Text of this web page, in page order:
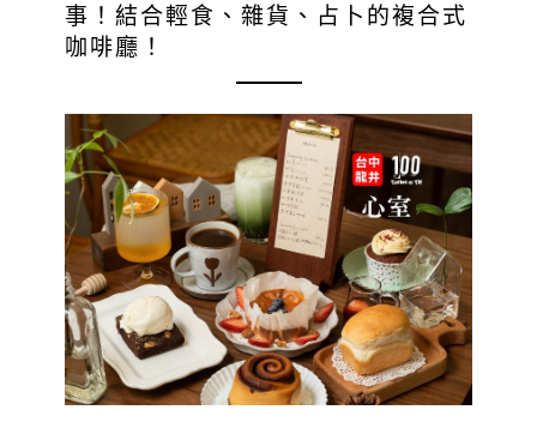
事！結合輕食、雜貨、占卜的複合式
咖啡廳！